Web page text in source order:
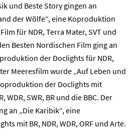
und Beste Story gingen an
der Wölfe“, eine Koproduktion
für NDR, Terra Mater, SVT und
Besten Nordischen Film ging an
der Doclights für NDR,
Meeresfilm wurde „Auf Leben und
der Doclights mit
WDR, SWR, BR und die BBC. Der
an „Die Karibik“, eine
mit BR, NDR, WDR, ORF und Arte.